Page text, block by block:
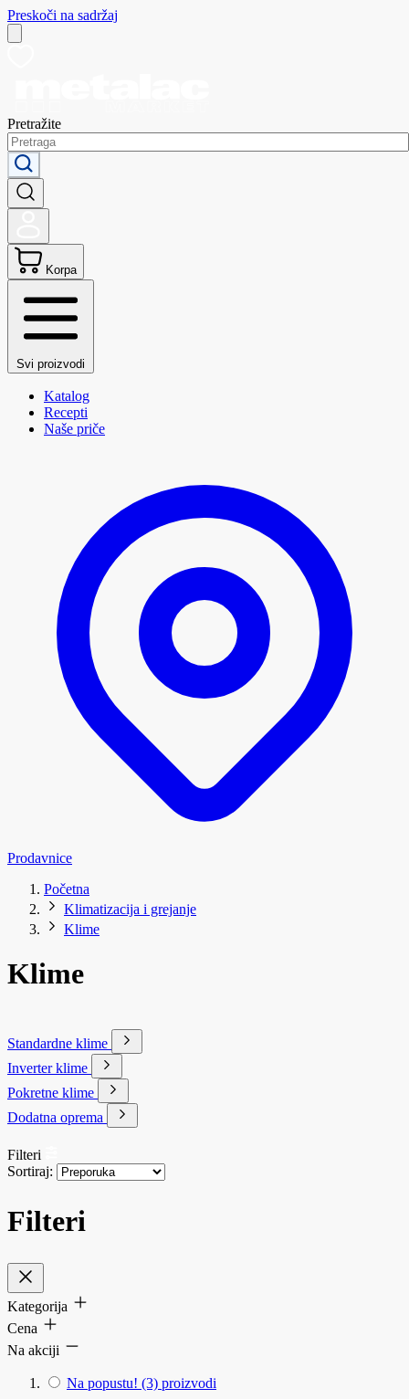
Preskoči na sadržaj
Pretražite
Korpa
Svi proizvodi
Katalog
Recepti
Naše priče
Prodavnice
Početna
Klimatizacija i grejanje
Klime
Klime
Standardne klime
Inverter klime
Pokretne klime
Dodatna oprema
Filteri
Sortiraj:
Filteri
Kategorija
Cena
Na akciji
Na popustu! (3) proizvodi